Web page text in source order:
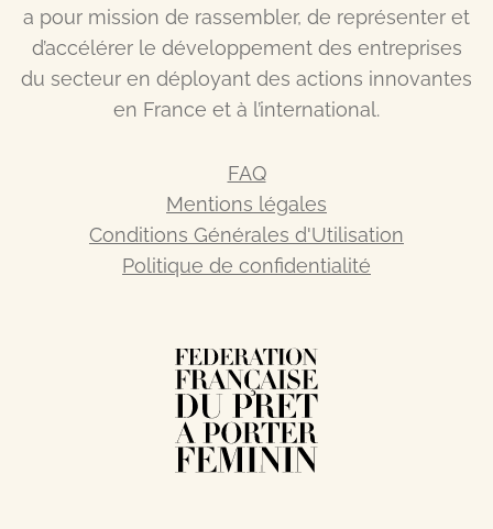
a pour mission de rassembler, de représenter et
d’accélérer le développement des entreprises
du secteur en déployant des actions innovantes
en France et à l’international.
FAQ
Mentions légales
Conditions Générales d'Utilisation
Politique de confidentialité